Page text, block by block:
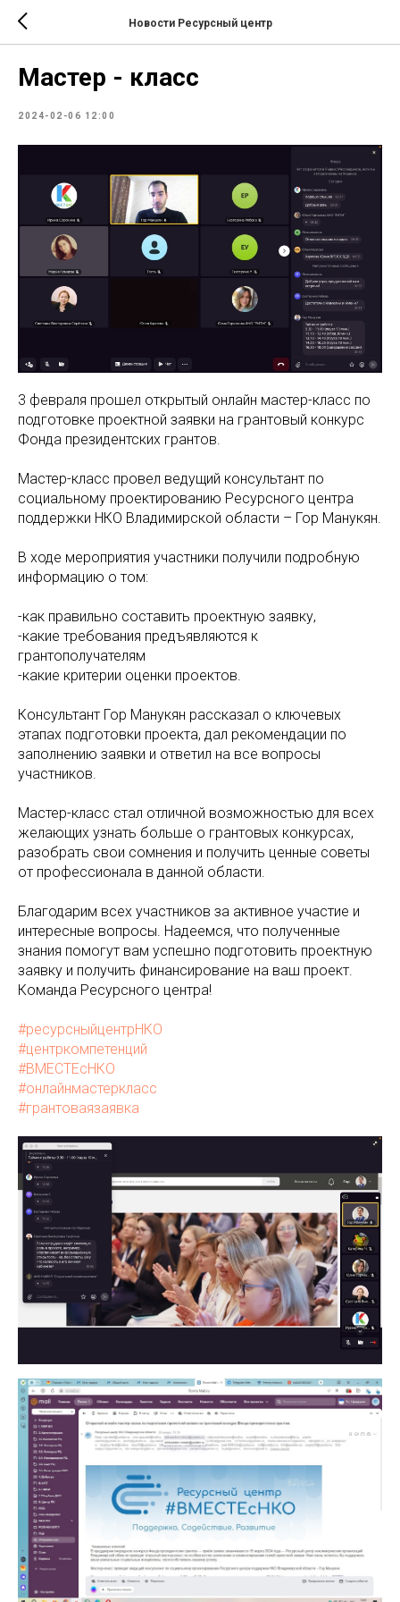
Новости Ресурсный центр
Мастер - класс
2024-02-06 12:00
3 февраля прошел открытый онлайн мастер-класс по
подготовке проектной заявки на грантовый конкурс
Фонда президентских грантов.
Мастер-класс провел ведущий консультант по
социальному проектированию Ресурсного центра
поддержки НКО Владимирской области – Гор Манукян.
В ходе мероприятия участники получили подробную
информацию о том:
-как правильно составить проектную заявку,
-какие требования предъявляются к
грантополучателям
-какие критерии оценки проектов.
Консультант Гор Манукян рассказал о ключевых
этапах подготовки проекта, дал рекомендации по
заполнению заявки и ответил на все вопросы
участников.
Мастер-класс стал отличной возможностью для всех
желающих узнать больше о грантовых конкурсах,
разобрать свои сомнения и получить ценные советы
от профессионала в данной области.
Благодарим всех участников за активное участие и
интересные вопросы. Надеемся, что полученные
знания помогут вам успешно подготовить проектную
заявку и получить финансирование на ваш проект.
Команда Ресурсного центра!
#ресурсныйцентрНКО
#центркомпетенций
#ВМЕСТЕсНКО
#онлайнмастеркласс
#грантоваязаявка